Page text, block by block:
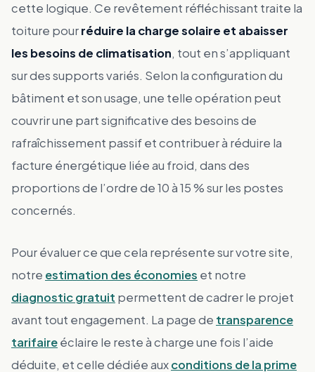
cette logique. Ce revêtement réfléchissant traite la
toiture pourréduire la charge solaire et abaisser
les besoins de climatisation, tout en s’appliquant
sur des supports variés. Selon la configuration du
bâtiment et son usage, une telle opération peut
couvrir une part significative des besoins de
rafraîchissement passif et contribuer à réduire la
facture énergétique liée au froid, dans des
proportions de l’ordre de 10 à 15 % sur les postes
concernés.
Pour évaluer ce que cela représente sur votre site,
notre estimation des économies et notre
diagnostic gratuit permettent de cadrer le projet
avant tout engagement. La page de transparence
tarifaireéclaire le reste à charge une fois l’aide
déduite, et celle dédiée auxconditions de la prime